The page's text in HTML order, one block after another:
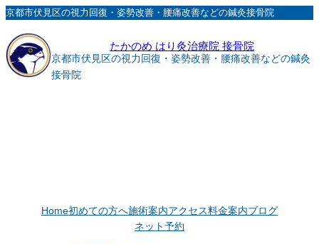
内
を
ス
キ
京都市伏見区の視力回復・姿勢改善・腰痛改善などの鍼灸接骨院
たかのめ はり灸治療院 接骨院
京都市伏見区の視力回復・姿勢改善・腰痛改善などの鍼灸
接骨院
Home初めての方へ施術案内アクセス料金案内ブログ
ネット予約